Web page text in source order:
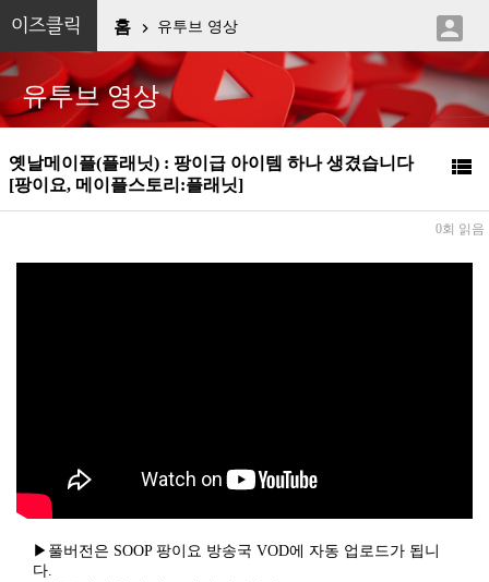
이즈클릭 홈  유투브 영상 
유투브 영상
옛날메이플(플래닛) : 팡이급 아이템 하나 생겼습니다
[팡이요, 메이플스토리:플래닛]

0회 읽음
▶풀버전은 SOOP 팡이요 방송국 VOD에 자동 업로드가 됩니
다.